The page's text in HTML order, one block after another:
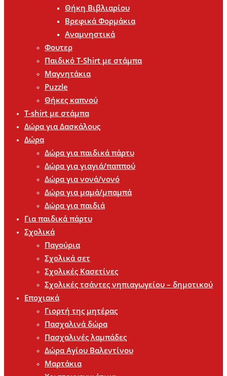
Θήκη Βιβλιαρίου
Βρεφικά Φορμάκια
Αναμνηστικά
Φουτερ
Παιδικό T-Shirt με στάμπα
Μαγνητάκια
Puzzle
Θήκες καπνού
T-shirt με στάμπα
Δώρα για Δασκάλους
Δώρα
Δώρα για παιδικά πάρτυ
Δώρα για γιαγιά/παππού
Δώρα για νονά/νονό
Δώρα για μαμά/μπαμπά
Δώρα για παιδιά
Για παιδικά πάρτυ
Σχολικά
Παγούρια
Σχολικά σετ
Σχολικές Κασετίνες
Σχολικές τσάντες νηπιαγωγείου – δημοτικού
Εποχιακά
Γιορτή της μητέρας
Πασχαλινά δώρα
Πασχαλινές λαμπάδες
Δώρα Αγίου Βαλεντίνου
Μαρτάκια